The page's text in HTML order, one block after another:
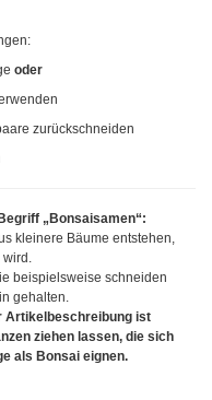
oder
zurückschneiden
„Bonsaisamen“:
kleinere Bäume entstehen,
wird.
beispielsweise schneiden
gehalten.
Artikelbeschreibung ist
ziehen lassen, die sich
als Bonsai eignen.